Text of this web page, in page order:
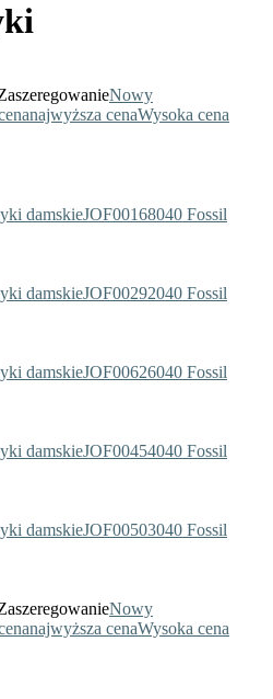
Nowy
najwyższa cenaWysoka cena
JOF00168040 Fossil
JOF00292040 Fossil
JOF00626040 Fossil
JOF00454040 Fossil
JOF00503040 Fossil
Nowy
najwyższa cenaWysoka cena